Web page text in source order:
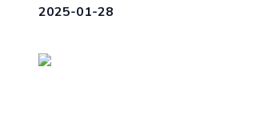
2025-01-28